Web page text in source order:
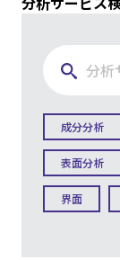
成分分析
表面分析
界面